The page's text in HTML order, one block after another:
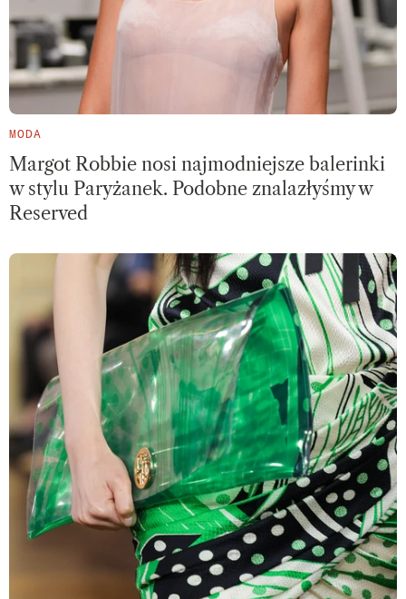
MODA
Margot Robbie nosi najmodniejsze balerinki
w stylu Paryżanek. Podobne znalazłyśmy w
Reserved